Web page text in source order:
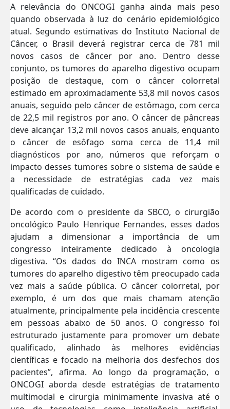
A relevância do ONCOGI ganha ainda mais peso
quando observada à luz do cenário epidemiológico
atual. Segundo estimativas do Instituto Nacional de
Câncer, o Brasil deverá registrar cerca de 781 mil
novos casos de câncer por ano. Dentro desse
conjunto, os tumores do aparelho digestivo ocupam
posição de destaque, com o câncer colorretal
estimado em aproximadamente 53,8 mil novos casos
anuais, seguido pelo câncer de estômago, com cerca
de 22,5 mil registros por ano. O câncer de pâncreas
deve alcançar 13,2 mil novos casos anuais, enquanto
o câncer de esôfago soma cerca de 11,4 mil
diagnósticos por ano, números que reforçam o
impacto desses tumores sobre o sistema de saúde e
a necessidade de estratégias cada vez mais
qualificadas de cuidado.
De acordo com o presidente da SBCO, o cirurgião
oncológico Paulo Henrique Fernandes, esses dados
ajudam a dimensionar a importância de um
congresso inteiramente dedicado à oncologia
digestiva. “Os dados do INCA mostram como os
tumores do aparelho digestivo têm preocupado cada
vez mais a saúde pública. O câncer colorretal, por
exemplo, é um dos que mais chamam atenção
atualmente, principalmente pela incidência crescente
em pessoas abaixo de 50 anos. O congresso foi
estruturado justamente para promover um debate
qualificado, alinhado às melhores evidências
científicas e focado na melhoria dos desfechos dos
pacientes”, afirma. Ao longo da programação, o
ONCOGI aborda desde estratégias de tratamento
multimodal e cirurgia minimamente invasiva até o